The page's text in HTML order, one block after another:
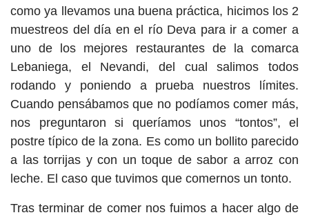
como ya llevamos una buena práctica, hicimos los 2
muestreos del día en el río Deva para ir a comer a
uno de los mejores restaurantes de la comarca
Lebaniega, el Nevandi, del cual salimos todos
rodando y poniendo a prueba nuestros límites.
Cuando pensábamos que no podíamos comer más,
nos preguntaron si queríamos unos “tontos”, el
postre típico de la zona. Es como un bollito parecido
a las torrijas y con un toque de sabor a arroz con
leche. El caso que tuvimos que comernos un tonto.
Tras terminar de comer nos fuimos a hacer algo de